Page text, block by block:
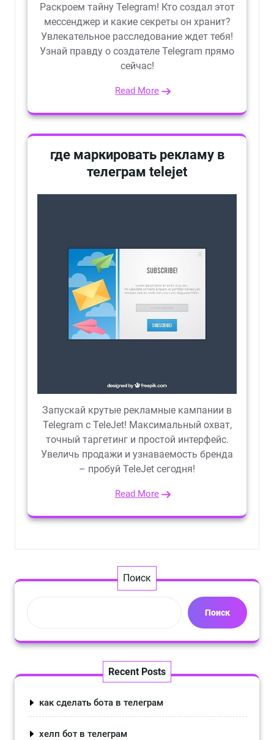
Раскроем тайну Telegram! Кто создал этот
мессенджер и какие секреты он хранит?
Увлекательное расследование ждет тебя!
Узнай правду о создателе Telegram прямо
сейчас!
Read More
где маркировать рекламу в
телеграм telejet
Запускай крутые рекламные кампании в
Telegram с TeleJet! Максимальный охват,
точный таргетинг и простой интерфейс.
Увеличь продажи и узнаваемость бренда
– пробуй TeleJet сегодня!
Read More
Поиск
Поиск
Recent Posts
как сделать бота в телеграм
хелп бот в телеграм